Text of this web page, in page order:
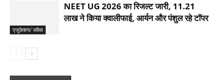
एजुकेशन/ जॉब्स
NEET UG 2026 का रिजल्ट जारी, 11.21
लाख ने किया क्वालीफाई, आर्यन और पंशुल रहे टॉपर